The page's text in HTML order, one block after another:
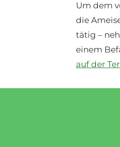
Um dem
die
tätig –
einem
auf der